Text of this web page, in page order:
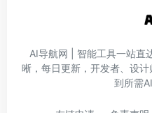
AI导航网 | 智能工具一站直
晰，每日更新，开发者、设
到所需